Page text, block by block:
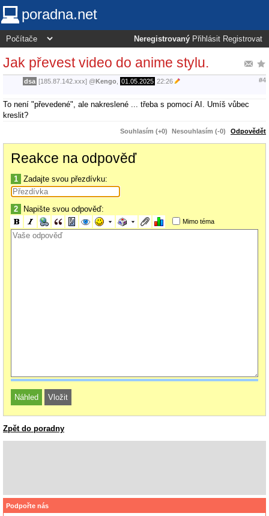
poradna.net
Neregistrovaný Přihlásit Registrovat
Jak převest video do anime stylu.
dsa [185.87.142.xxx] @Kengo 01.05.2025 22:26 #4
To není "převedené", ale nakreslené ... třeba s pomocí AI. Umíš vůbec
kreslit?
Souhlasím (+0) Nesouhlasím (-0) Odpovědět
Reakce na odpověď
1 Zadajte svou přezdívku:
2 Napište svou odpověď:
Mimo téma
Zpět do poradny
Podpořte nás